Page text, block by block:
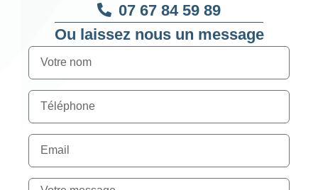
07 67 84 59 89
Ou laissez nous un message